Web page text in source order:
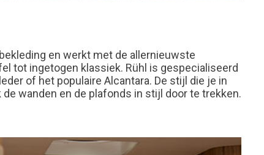
en werkt met de allernieuwste
tot ingetogen klassiek. Rühl is gespecialiseerd
of het populaire Alcantara. De stijl die je in
wanden en de plafonds in stijl door te trekken.